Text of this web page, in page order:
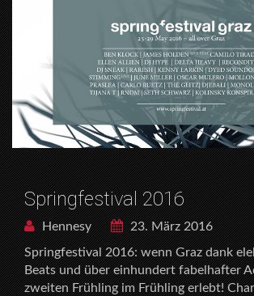
Springfestival 2016
Hennesy
23. März 2016
Springfestival 2016: wenn Graz dank
Beats und über einhundert fabelhafter
zweiten Frühling im Frühling erlebt!